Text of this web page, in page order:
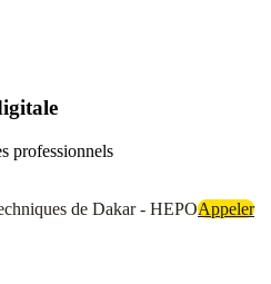
professionnels
de Dakar - HEPOAppeler